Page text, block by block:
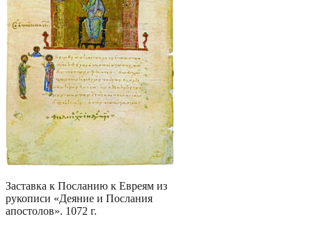
Заставка к Посланию к Евреям из
рукописи «Деяние и Послания
апостолов». 1072 г.